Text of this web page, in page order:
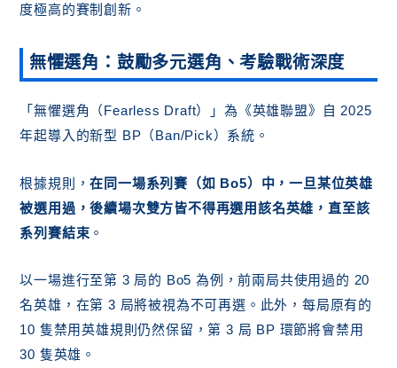
度極高的賽制創新。
無懼選角：鼓勵多元選角、考驗戰術深度
「無懼選角（Fearless Draft）」為《英雄聯盟》自 2025
年起導入的新型 BP（Ban/Pick）系統。
根據規則，在同一場系列賽（如 Bo5）中，一旦某位英雄
被選用過，後續場次雙方皆不得再選用該名英雄，直至該
系列賽結束 。
以一場進行至第 3 局的 Bo5 為例，前兩局共使用過的 20
名英雄，在第 3 局將被視為不可再選。此外，每局原有的
10 隻禁用英雄規則仍然保留，第 3 局 BP 環節將會禁用
30 隻英雄。